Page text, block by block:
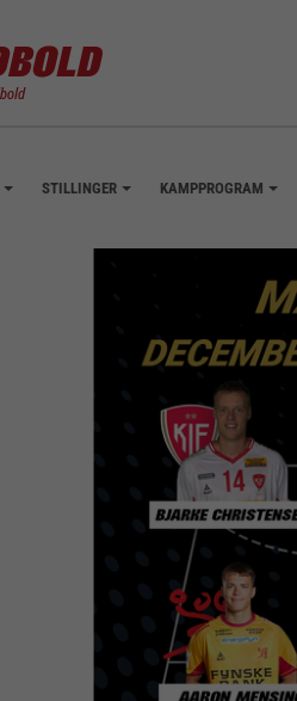
STILLINGER KAMPPROGRAM